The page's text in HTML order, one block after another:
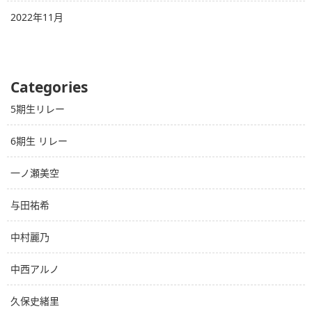
2022年11月
Categories
5期生リレー
6期生 リレー
一ノ瀬美空
与田祐希
中村麗乃
中西アルノ
久保史緒里